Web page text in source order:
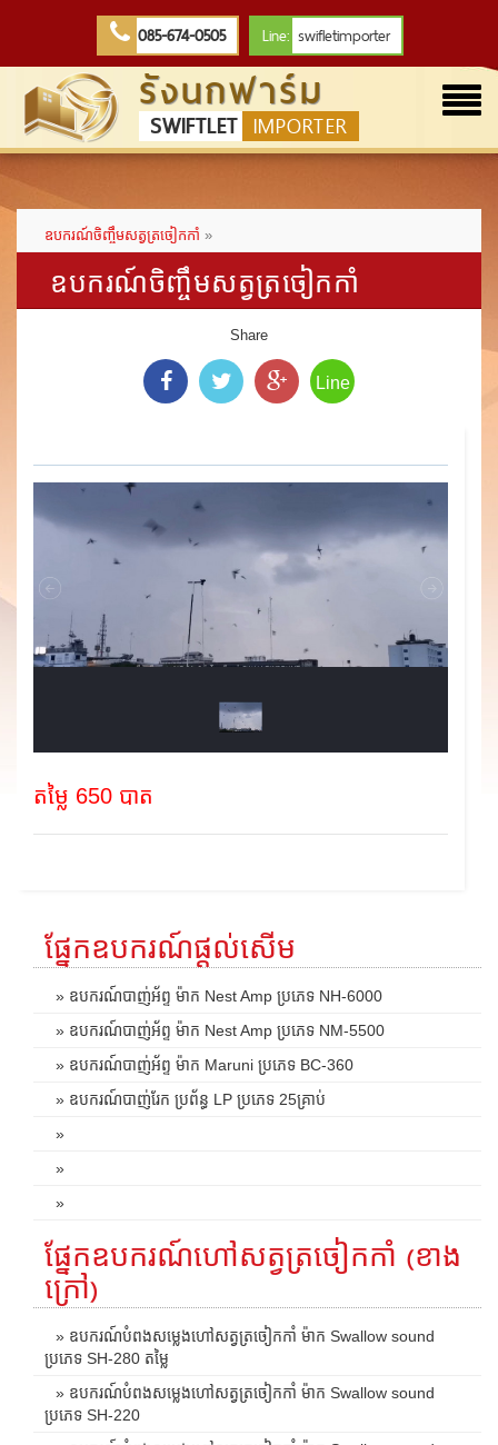
085-674-0505 Line: swifletimporter
รังนกฟาร์ม
SWIFTLET IMPORTER
ឧបករណ៍ចិញ្ចឹមសត្វត្រចៀកកាំ »
ឧបករណ៍ចិញ្ចឹមសត្វត្រចៀកកាំ
Share
Line
តម្លៃ 650 បាត
ផ្នែកឧបករណ៍ផ្តល់សើម
» ឧបករណ៍បាញ់អ័ព្ទ ម៉ាក Nest Amp ប្រភេទ NH-6000
» ឧបករណ៍បាញ់អ័ព្ទ ម៉ាក Nest Amp ប្រភេទ NM-5500
» ឧបករណ៍បាញ់អ័ព្ទ ម៉ាក Maruni ប្រភេទ BC-360
» ឧបករណ៍បាញ់រែក ប្រព័ន្ធ LP ប្រភេទ 25គ្រាប់
»
»
»
ផ្នែកឧបករណ៍ហៅសត្វត្រចៀកកាំ (ខាង
ក្រៅ)
» ឧបករណ៍បំពងសម្លេងហៅសត្វត្រចៀកកាំ ម៉ាក Swallow sound
ប្រភេទ SH-280 តម្លៃ
» ឧបករណ៍បំពងសម្លេងហៅសត្វត្រចៀកកាំ ម៉ាក Swallow sound
ប្រភេទ SH-220